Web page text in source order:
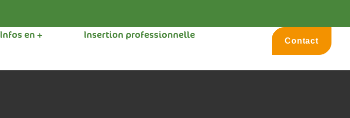
Infos en +
Insertion professionnelle
Contact